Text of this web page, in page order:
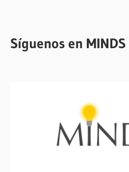
Síguenos en MINDS